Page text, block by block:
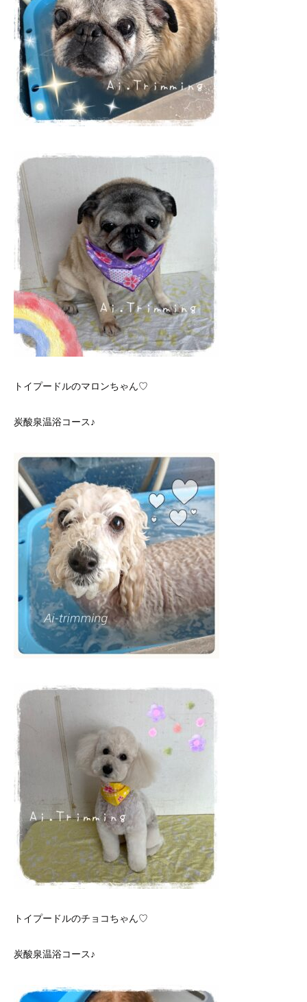
トイプードルのマロンちゃん♡
炭酸泉温浴コース♪
トイプードルのチョコちゃん♡
炭酸泉温浴コース♪